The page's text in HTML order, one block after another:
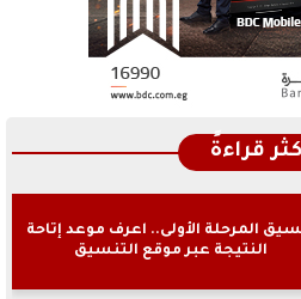
قراءةً
المرحلة الأولى.. اعرف موعد إتاحة
النتيجة عبر موقع التنسيق